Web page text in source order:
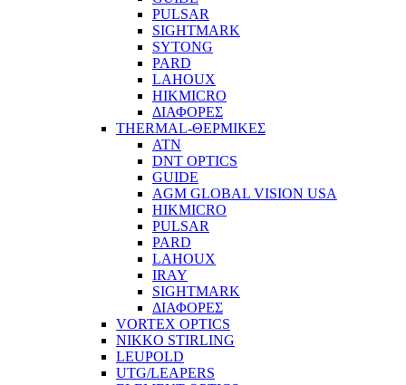
PULSAR
SIGHTMARK
SYTONG
PARD
LAHOUX
HIKMICRO
ΔΙΑΦΟΡΕΣ
THERMAL-ΘΕΡΜΙΚΕΣ
ATN
DNT OPTICS
GUIDE
AGM GLOBAL VISION USA
HIKMICRO
PULSAR
PARD
LAHOUX
IRAY
SIGHTMARK
ΔΙΑΦΟΡΕΣ
VORTEX OPTICS
NIKKO STIRLING
LEUPOLD
UTG/LEAPERS